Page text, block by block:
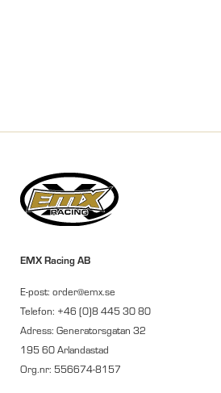
EMX Racing AB
E-post: order@emx.se
Telefon: +46 (0)8 445 30 80
Adress: Generatorsgatan 32
195 60 Arlandastad
Org.nr: 556674-8157